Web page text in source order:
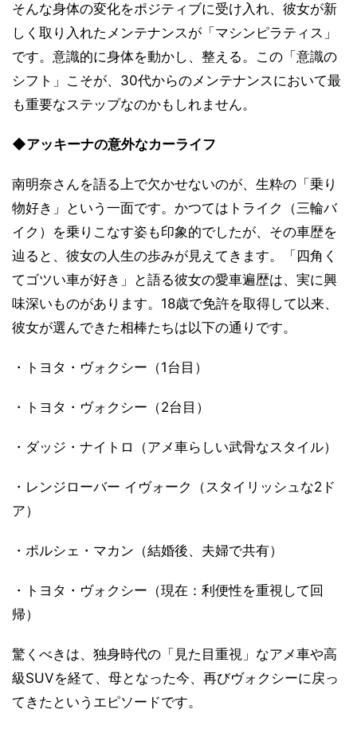
そんな身体の変化をポジティブに受け入れ、彼女が新
しく取り入れたメンテナンスが「マシンピラティス」
です。意識的に身体を動かし、整える。この「意識の
シフト」こそが、30代からのメンテナンスにおいて最
も重要なステップなのかもしれません。
◆アッキーナの意外なカーライフ
南明奈さんを語る上で欠かせないのが、生粋の「乗り
物好き」という一面です。かつてはトライク（三輪バ
イク）を乗りこなす姿も印象的でしたが、その車歴を
辿ると、彼女の人生の歩みが見えてきます。「四角く
てゴツい車が好き」と語る彼女の愛車遍歴は、実に興
味深いものがあります。18歳で免許を取得して以来、
彼女が選んできた相棒たちは以下の通りです。
・トヨタ・ヴォクシー（1台目）
・トヨタ・ヴォクシー（2台目）
・ダッジ・ナイトロ（アメ車らしい武骨なスタイル）
・レンジローバー イヴォーク（スタイリッシュな2ド
ア）
・ポルシェ・マカン（結婚後、夫婦で共有）
・トヨタ・ヴォクシー（現在：利便性を重視して回
帰）
驚くべきは、独身時代の「見た目重視」なアメ車や高
級SUVを経て、母となった今、再びヴォクシーに戻っ
てきたというエピソードです。